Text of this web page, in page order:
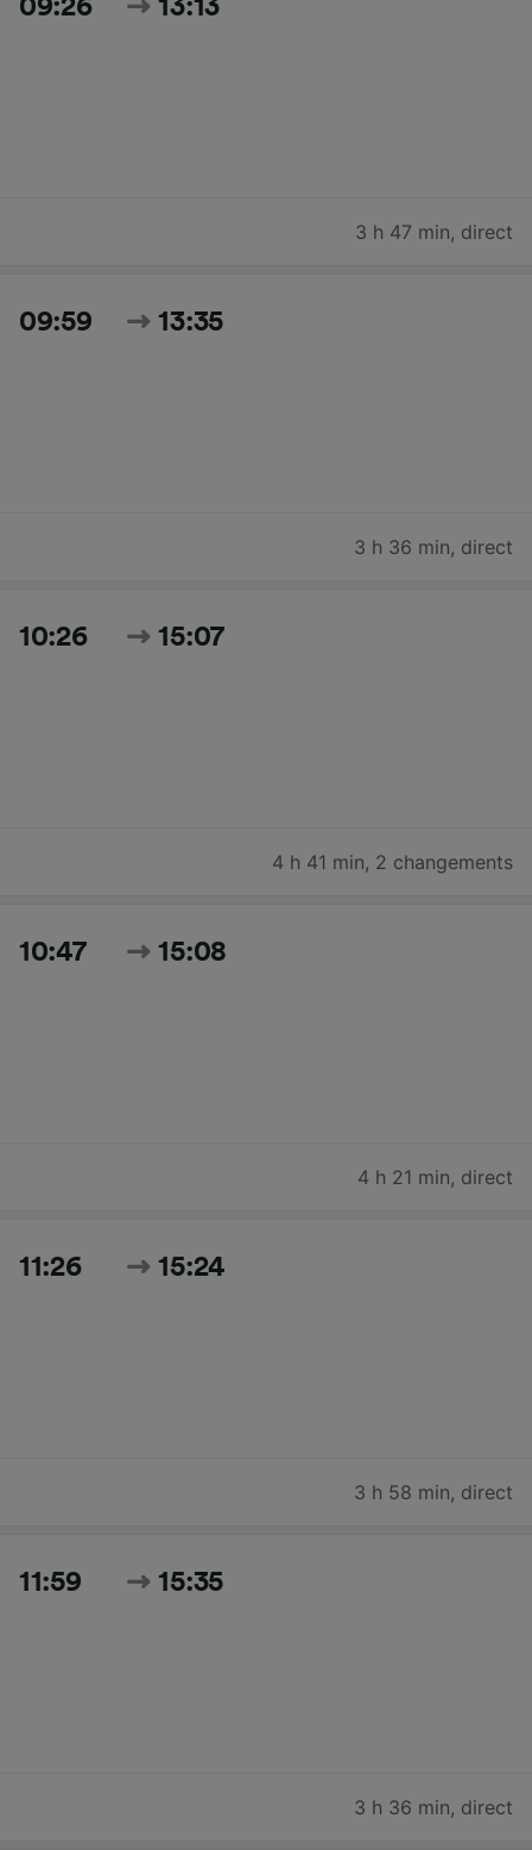
09:26 13:13
3 h 47 min, direct
09:59 13:35
3 h 36 min, direct
10:26 15:07
4 h 41 min, 2 changements
10:47 15:08
4 h 21 min, direct
11:26 15:24
3 h 58 min, direct
11:59 15:35
3 h 36 min, direct